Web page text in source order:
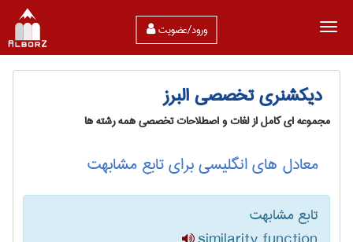
ورود/عضویت
دیکشنری تخصصی البرز
مجموعه ای کامل از لغات و اصطلاحات تخصصی همه رشته ها
معادل های انگلیسی برای تابع مشابهت
تابع مشابهت